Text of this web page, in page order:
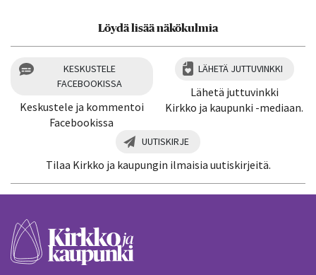
Löydä lisää näkökulmia
KESKUSTELE
FACEBOOKISSA
Keskustele ja kommentoi
Facebookissa
LÄHETÄ JUTTUVINKKI
Lähetä juttuvinkki
Kirkko ja kaupunki -mediaan.
UUTISKIRJE
Tilaa Kirkko ja kaupungin ilmaisia uutiskirjeitä.